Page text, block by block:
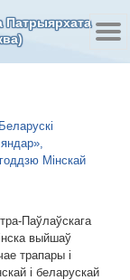
Патрыярхата
Мінскай
Паўлаўскага
выйшаў
трапары і
і беларускай